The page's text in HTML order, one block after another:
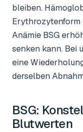
bleiben.
Erythrozytenform
Anämie BSG
senken kann. Bei
eine
derselben
BSG:
Blutwerten